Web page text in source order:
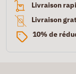
Livraison
Livraison
10% de